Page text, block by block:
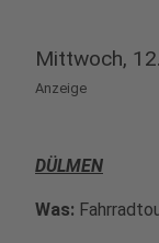
Mittwoch,
Anzeige
DÜLMEN
Was: